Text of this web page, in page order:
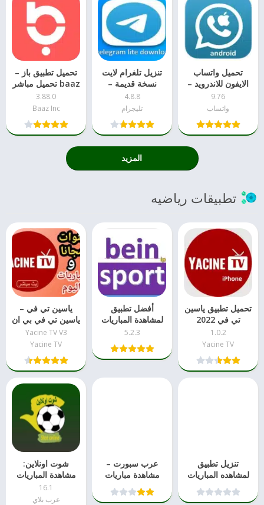
تحميل واتساب
الايفون للاندرويد –
احدث نسخه ضد
الحظر
9.76
واتساب
تنزيل تلغرام لايت
نسخة قديمة –
تنزيل مباشر
4.8.8
تليجرام
تحميل تطبيق باز –
baaz تحميل مباشر
apk
3.88.0
Baaz Inc
المزيد
تطبيقات رياضيه
تحميل تطبيق ياسين
تي في 2022
للايفون
1.0.2
Yacine TV
أفضل تطبيق
لمشاهدة المباريات
مباشرة bein5.2.3
ياسين تي في –
ياسين تي في بي ان
سبورت
Yacine TV V3
Yacine TV
تنزيل تطبيق
لمشاهده المباريات
بث مباشر apk
مجانا
عرب سبورت –
مشاهدة مباريات
اليوم وقنوات bein
sport
شوت اونلاين:
مشاهدة المباريات
تنزيل مباشر
16.1
عرب بلاي